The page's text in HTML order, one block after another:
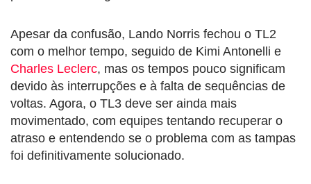
Apesar da confusão, Lando Norris fechou o TL2
com o melhor tempo, seguido de Kimi Antonelli e
Charles Leclerc, mas os tempos pouco significam
devido às interrupções e à falta de sequências de
voltas. Agora, o TL3 deve ser ainda mais
movimentado, com equipes tentando recuperar o
atraso e entendendo se o problema com as tampas
foi definitivamente solucionado.